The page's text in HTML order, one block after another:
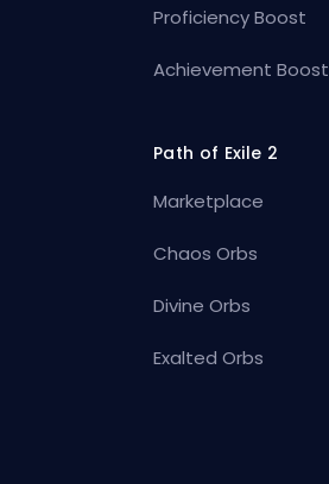
Proficiency Boost
Achievement Boost
Path of Exile 2
Marketplace
Chaos Orbs
Divine Orbs
Exalted Orbs